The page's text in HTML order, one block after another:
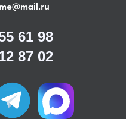
87 02
61 98